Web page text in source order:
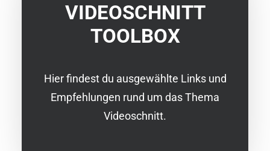
VIDEOSCHNITT
TOOLBOX
Hier findest du ausgewählte Links und
Empfehlungen rund um das Thema
Videoschnitt.